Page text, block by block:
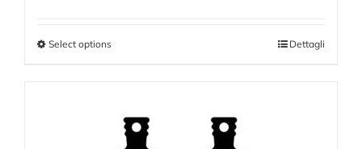
Select options Dettagli